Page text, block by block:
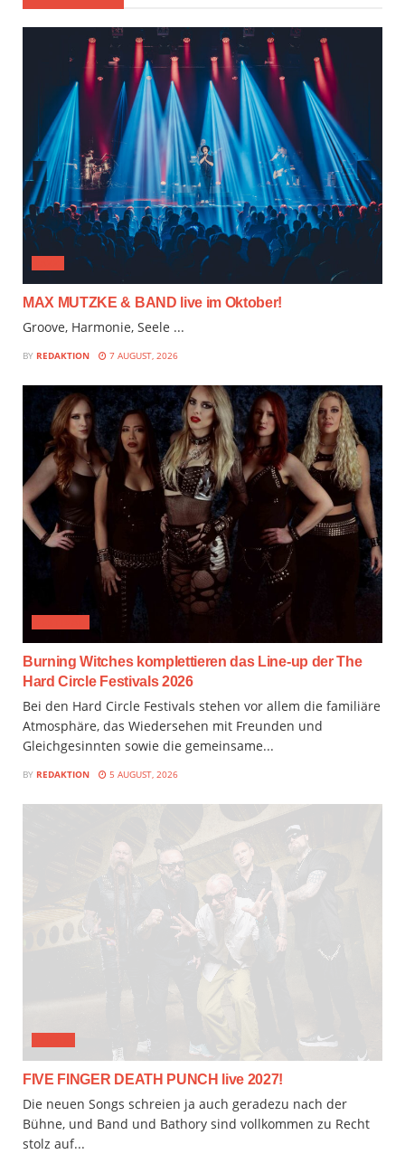
MAX MUTZKE & BAND live im Oktober!
Groove, Harmonie, Seele ...
BY REDAKTION 7 AUGUST, 2026
Burning Witches komplettieren das Line-up der The
Hard Circle Festivals 2026
Bei den Hard Circle Festivals stehen vor allem die familiäre
Atmosphäre, das Wiedersehen mit Freunden und
Gleichgesinnten sowie die gemeinsame...
BY REDAKTION 5 AUGUST, 2026
FIVE FINGER DEATH PUNCH live 2027!
Die neuen Songs schreien ja auch geradezu nach der
Bühne, und Band und Bathory sind vollkommen zu Recht
stolz auf...